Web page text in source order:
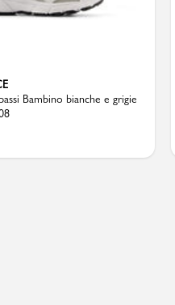
Bambino bianche e grigie